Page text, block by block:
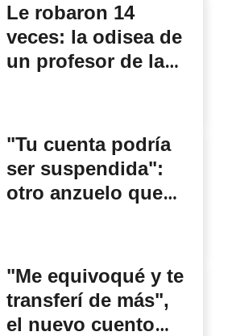
Le robaron 14
veces: la odisea de
un profesor de la
platense
"Tu cuenta podría
ser suspendida":
otro anzuelo que
"Me equivoqué y te
transferí de más",
el nuevo cuento